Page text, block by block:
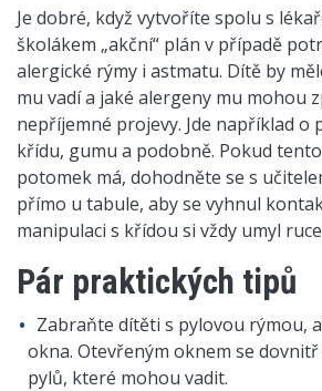
Je dobré, když vytvoříte spolu s
školákem „akční“ plán v případě
alergické rýmy i astmatu. Dítě by
mu vadí a jaké alergeny mu mohou
nepříjemné projevy. Jde například o
křídu, gumu a podobně. Pokud
potomek má, dohodněte se s
přímo u tabule, aby se vyhnul
manipulaci s křídou si vždy umyl
Pár praktických tipů
Zabraňte dítěti s pylovou rýmou,
okna. Otevřeným oknem se
pylů, které mohou vadit.